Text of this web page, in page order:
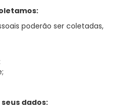
poderão ser coletadas,
dados: